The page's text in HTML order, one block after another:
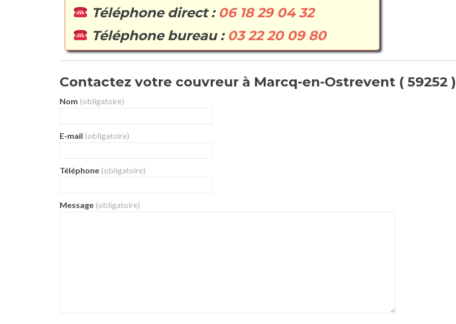
Téléphone direct : 06 18 29 04 32
Téléphone bureau : 03 22 20 09 80
Contactez votre couvreur à Marcq-en-Ostrevent ( 59252
Nom (obligatoire)
E-mail (obligatoire)
Téléphone (obligatoire)
Message (obligatoire)